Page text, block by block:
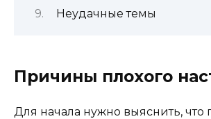
Неудачные темы
Причины плохого
Для начала нужно выяснить, что